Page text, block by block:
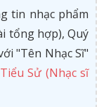
tin nhạc phẩm
tổng hợp), Quý
"Tên Nhạc Sĩ"
Tiểu Sử (Nhạc sĩ